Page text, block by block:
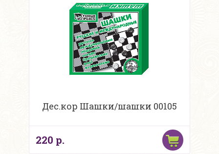
Дес.кор Шашки/шашки 00105
220 р.